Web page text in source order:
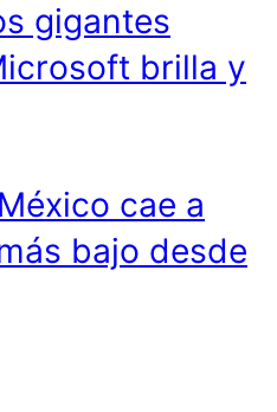
gigantes
brilla y
cae a
bajo desde